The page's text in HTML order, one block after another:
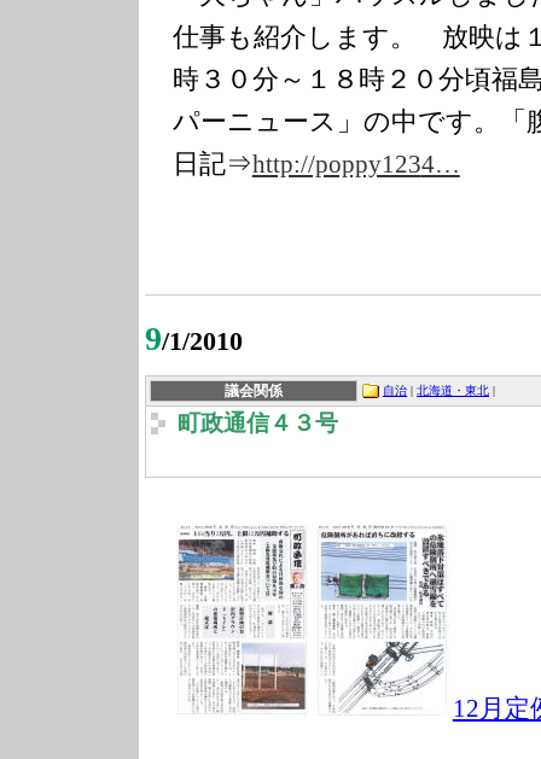
仕事も紹介します。
放映は
時３０分～１８時２０分頃福
パーニュース」の中です。
日記⇒http://poppy1234…
9/1/2010
議会関係 自治 | 北海道・東北 |
町政通信４３号
12月定